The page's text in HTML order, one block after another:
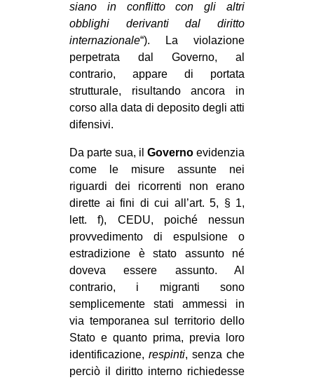
siano in conflitto con gli altri
obblighi derivanti dal diritto
internazionale“). La violazione
perpetrata dal Governo, al
contrario, appare di portata
strutturale, risultando ancora in
corso alla data di deposito degli atti
difensivi.
Da parte sua, il Governo evidenzia
come le misure assunte nei
riguardi dei ricorrenti non erano
dirette ai fini di cui all’art. 5, § 1,
lett. f), CEDU, poiché nessun
provvedimento di espulsione o
estradizione è stato assunto né
doveva essere assunto. Al
contrario, i migranti sono
semplicemente stati ammessi in
via temporanea sul territorio dello
Stato e quanto prima, previa loro
identificazione, respinti, senza che
perciò il diritto interno richiedesse